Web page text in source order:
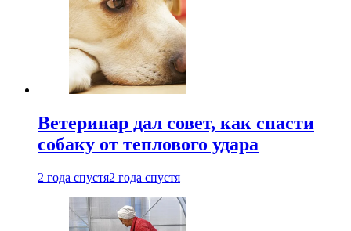
Ветеринар дал совет, как спасти
собаку от теплового удара
2 года спустя2 года спустя